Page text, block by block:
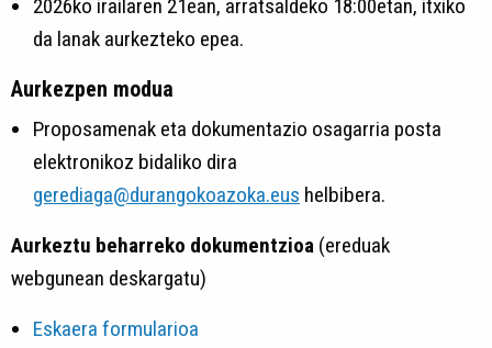
2026ko irailaren 21ean, arratsaldeko 18:00etan, itxiko
da lanak aurkezteko epea.
Aurkezpen modua
Proposamenak eta dokumentazio osagarria posta
elektronikoz bidaliko dira
gerediaga@durangokoazoka.eus helbibera.
Aurkeztu beharreko dokumentzioa (ereduak
webgunean deskargatu)
Eskaera formularioa